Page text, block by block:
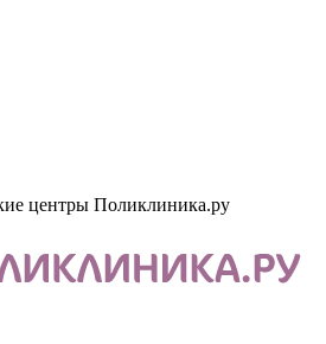
центры Поликлиника.ру